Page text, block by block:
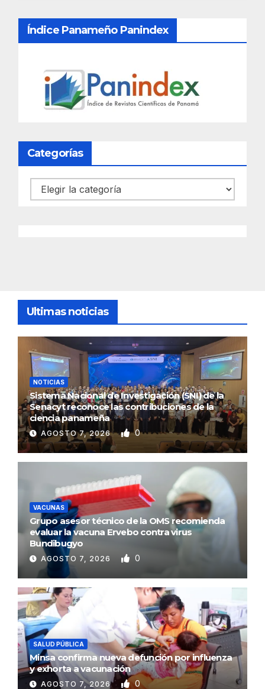
Índice Panameño Panindex
Categorías
Categorías
Ultimas noticias
NOTICIAS
Sistema Nacional de Investigación (SNI) de la
Senacyt reconoce las contribuciones de la
ciencia panameña
AGOSTO 7, 2026 0
VACUNAS
Grupo asesor técnico de la OMS recomienda
evaluar la vacuna Ervebo contra virus
Bundibugyo
AGOSTO 7, 2026 0
SALUD PÚBLICA
Minsa confirma nueva defunción por influenza
y exhorta a vacunación
AGOSTO 7, 2026 0